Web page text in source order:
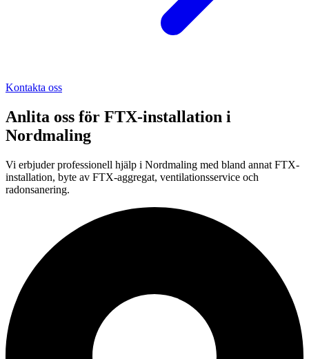
Kontakta oss
Anlita oss för FTX-installation i
Nordmaling
Vi erbjuder professionell hjälp i Nordmaling med bland annat FTX-
installation, byte av FTX-aggregat, ventilationsservice och
radonsanering.